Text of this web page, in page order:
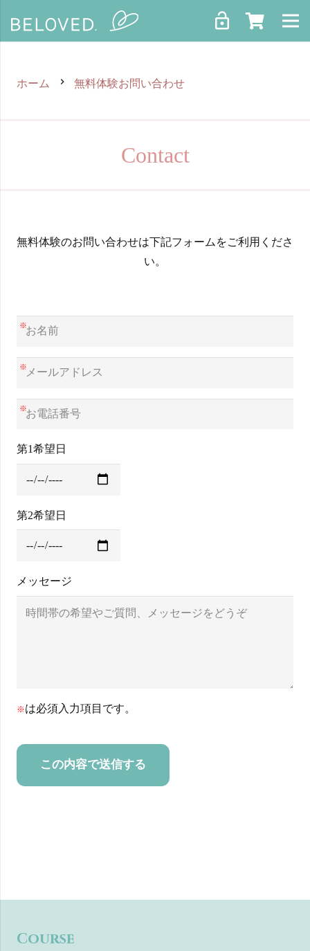
lock_open
イン
ホーム keyboard_arrow_right 無料体験お問い合わせ
Contact
無料体験のお問い合わせは下記フォームをご利用くださ
い。
※
※
※
第1希望日
第2希望日
メッセージ
※は必須入力項目です。
Course